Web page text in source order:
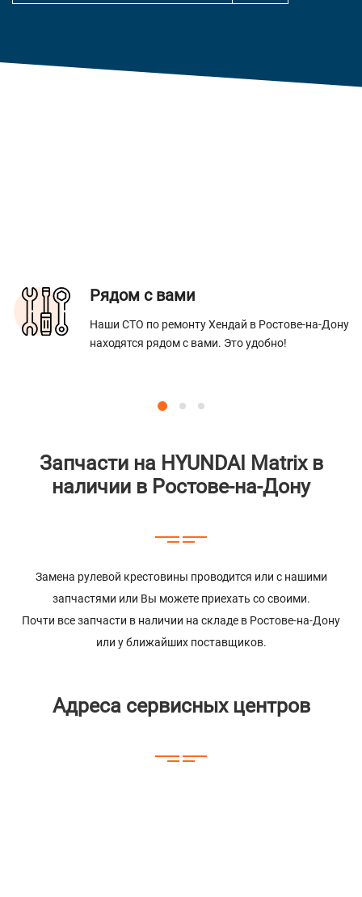
Рядом с вами
Наши СТО по ремонту Хендай в Ростове-на-Дону
находятся рядом с вами. Это удобно!
Запчасти на HYUNDAI Matrix в
наличии в Ростове-на-Дону
Замена рулевой крестовины проводится или с нашими
запчастями или Вы можете приехать со своими.
Почти все запчасти в наличии на складе в Ростове-на-Дону
или у ближайших поставщиков.
Адреса сервисных центров